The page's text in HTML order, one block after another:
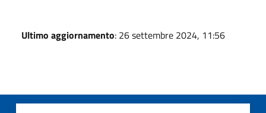
Ultimo aggiornamento: 26 settembre 2024, 11:56